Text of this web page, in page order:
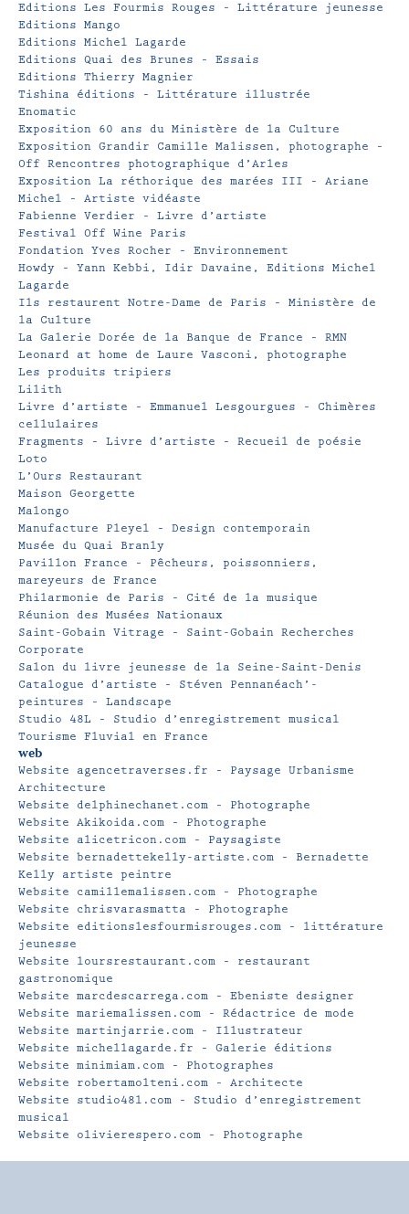
Editions Les Fourmis Rouges – Littérature jeunesse
Editions Mango
Editions Michel Lagarde
Editions Quai des Brunes – Essais
Editions Thierry Magnier
Tishina éditions – Littérature illustrée
Enomatic
Exposition 60 ans du Ministère de la Culture
Exposition Grandir Camille Malissen, photographe –
Off Rencontres photographique d’Arles
Exposition La réthorique des marées III – Ariane
Michel – Artiste vidéaste
Fabienne Verdier – Livre d’artiste
Festival Off Wine Paris
Fondation Yves Rocher – Environnement
Howdy – Yann Kebbi, Idir Davaine, Editions Michel
Lagarde
Ils restaurent Notre-Dame de Paris – Ministère de
la Culture
La Galerie Dorée de la Banque de France – RMN
Leonard at home de Laure Vasconi, photographe
Les produits tripiers
Lilith
Livre d’artiste – Emmanuel Lesgourgues – Chimères
cellulaires
Fragments – Livre d’artiste – Recueil de poésie
Loto
L’Ours Restaurant
Maison Georgette
Malongo
Manufacture Pleyel – Design contemporain
Musée du Quai Branly
Pavillon France – Pêcheurs, poissonniers,
mareyeurs de France
Philarmonie de Paris – Cité de la musique
Réunion des Musées Nationaux
Saint-Gobain Vitrage – Saint-Gobain Recherches
Corporate
Salon du livre jeunesse de la Seine-Saint-Denis
Catalogue d’artiste – Stéven Pennanéach’-
peintures – Landscape
Studio 48L – Studio d’enregistrement musical
Tourisme Fluvial en France
web
Website agencetraverses.fr – Paysage Urbanisme
Architecture
Website delphinechanet.com – Photographe
Website Akikoida.com – Photographe
Website alicetricon.com – Paysagiste
Website bernadettekelly-artiste.com – Bernadette
Kelly artiste peintre
Website camillemalissen.com – Photographe
Website chrisvarasmatta – Photographe
Website editionslesfourmisrouges.com – littérature
jeunesse
Website loursrestaurant.com – restaurant
gastronomique
Website marcdescarrega.com – Ebeniste designer
Website mariemalissen.com – Rédactrice de mode
Website martinjarrie.com – Illustrateur
Website michellagarde.fr – Galerie éditions
Website minimiam.com – Photographes
Website robertamolteni.com – Architecte
Website studio48l.com – Studio d’enregistrement
musical
Website olivierespero.com – Photographe